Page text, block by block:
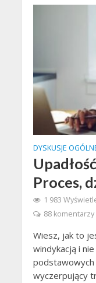
DYSKUSJE
Proces,
1 983
88 komentarzy
Wiesz, jak to
windykacją i
podstawowych
wyczerpujący